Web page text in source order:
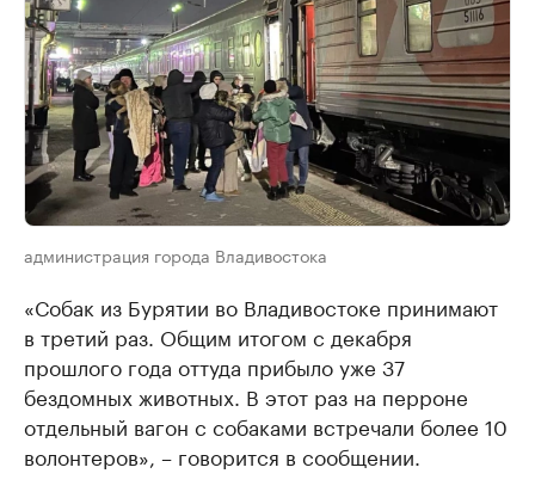
администрация города Владивостока
«Собак из Бурятии во Владивостоке принимают
в третий раз. Общим итогом с декабря
прошлого года оттуда прибыло уже 37
бездомных животных. В этот раз на перроне
отдельный вагон с собаками встречали более 10
волонтеров», – говорится в сообщении.